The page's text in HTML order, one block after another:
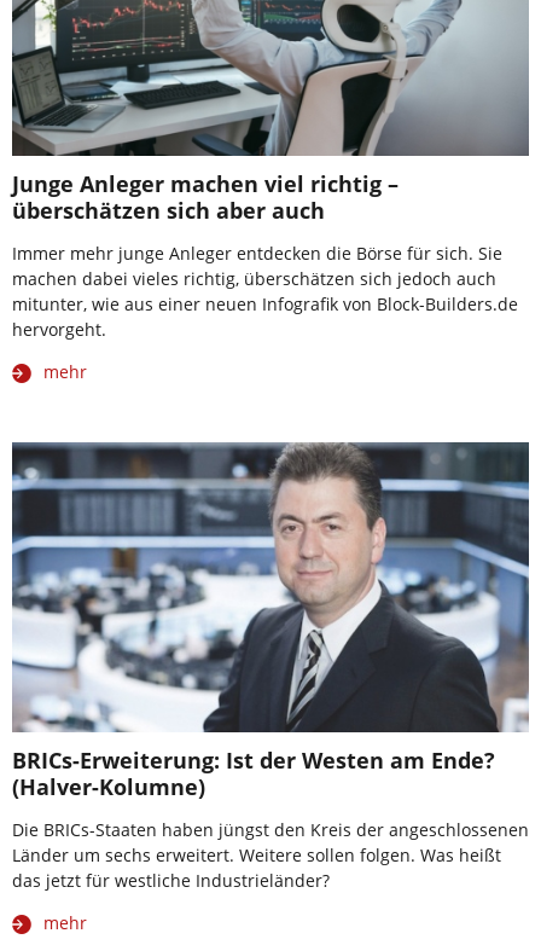
Junge Anleger machen viel richtig –
überschätzen sich aber auch
Immer mehr junge Anleger entdecken die Börse für sich. Sie
machen dabei vieles richtig, überschätzen sich jedoch auch
mitunter, wie aus einer neuen Infografik von Block-Builders.de
hervorgeht.
mehr
BRICs-Erweiterung: Ist der Westen am Ende?
(Halver-Kolumne)
Die BRICs-Staaten haben jüngst den Kreis der angeschlossenen
Länder um sechs erweitert. Weitere sollen folgen. Was heißt
das jetzt für westliche Industrieländer?
mehr